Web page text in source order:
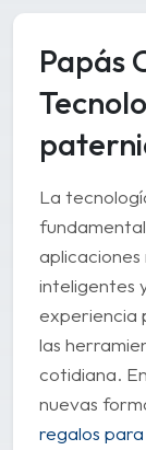
Papás
La
aplicaciones
inteligentes
experiencia
las
cotidiana.
nuevas
regalos